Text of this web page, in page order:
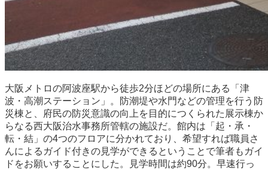
大阪メトロの阿波座駅から徒歩2分ほどの場所にある「津
波・高潮ステーション」。防潮堤や水門などの管理を行う防
災棟と、府民の防災意識の向上を目的につくられた展示棟か
らなる西大阪治水事務所管轄の施設だ。館内は「起・承・
転・結」の4つのフロアに分かれており、希望すれば職員さ
んによるガイド付きの見学ができるということで筆者もガイ
ドをお願いすることにした。見学時間は約90分。早速行っ